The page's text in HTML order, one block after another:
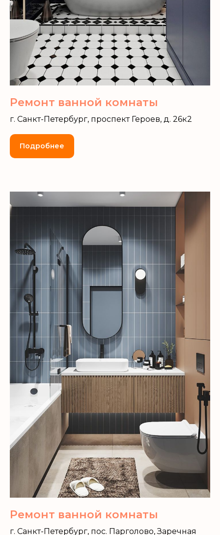
Ремонт ванной комнаты
г. Санкт-Петербург, проспект Героев, д. 26к2
Подробнее
Ремонт ванной комнаты
г. Санкт-Петербург, пос. Парголово, Заречная